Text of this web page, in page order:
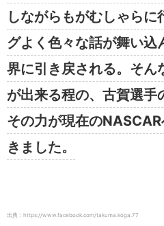
しながらもがむしゃら
グよく色々な話が舞い込
界に引き戻される。そん
が出来る程の、古賀選手
その力が現在の
きました。
出典：https://www.facebook.com/takuma.koga.77